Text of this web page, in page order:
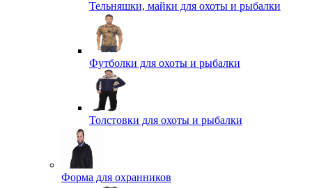
Тельняшки, майки для охоты и рыбалки
Футболки для охоты и рыбалки
Толстовки для охоты и рыбалки
Форма для охранников